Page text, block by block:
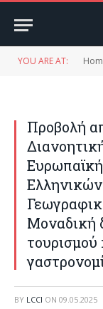
YOU ARE AT:
Προβολή
Μοναδική
τουρισμού
BY LCCI ON 09.05.2025